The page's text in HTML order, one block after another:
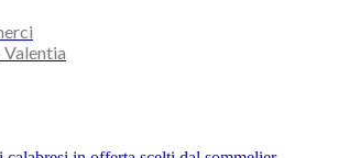
Valentia